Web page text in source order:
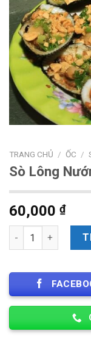
TRANG CHỦ / ỐC /
Sò Lông
60,000 ₫
Số lượng